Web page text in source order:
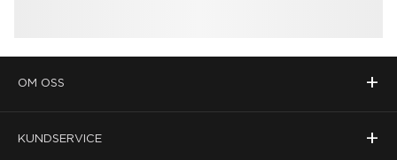
OM OSS +
KUNDSERVICE +